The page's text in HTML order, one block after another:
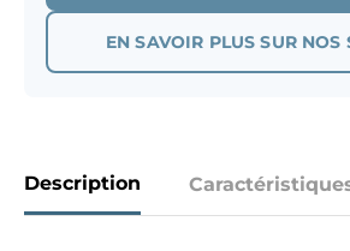
EN SAVOIR PLUS SUR NOS
Description